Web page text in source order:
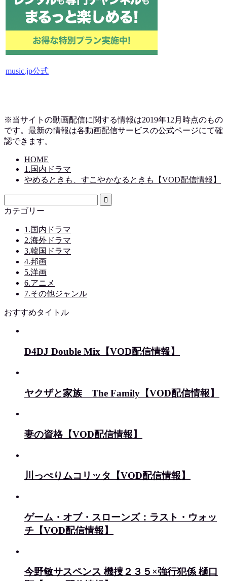
music.jp公式
※当サイトの動画配信に関する情報は2019年12月時点のもの
です。最新の情報は各動画配信サービスの公式ページにて確
認できます。
HOME
1.国内ドラマ
やめるときも、すこやかなるときも【VOD配信情報】
カテゴリー
1.国内ドラマ
2.海外ドラマ
3.韓国ドラマ
4.邦画
5.洋画
6.アニメ
7.その他ジャンル
おすすめタイトル
D4DJ Double Mix【VOD配信情報】
ヤクザと家族 The Family【VOD配信情報】
妻の資格【VOD配信情報】
川っぺりムコリッタ【VOD配信情報】
ゲーム・オブ・スローンズ：ラスト・ウォッ
チ【VOD配信情報】
今野敏サスペンス 機捜２３５×強行犯係 樋口